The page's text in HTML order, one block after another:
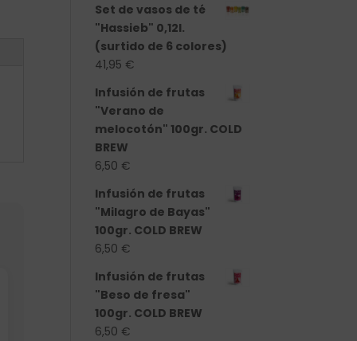
Set de vasos de té
"Hassieb" 0,12l.
(surtido de 6 colores)
41,95 €
Infusión de frutas
"Verano de
melocotón" 100gr. COLD
BREW
6,50 €
Infusión de frutas
"Milagro de Bayas"
100gr. COLD BREW
6,50 €
Infusión de frutas
"Beso de fresa"
100gr. COLD BREW
6,50 €